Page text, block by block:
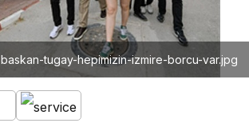
baskan-tugay-hepimizin-izmire-borcu-var.jpg